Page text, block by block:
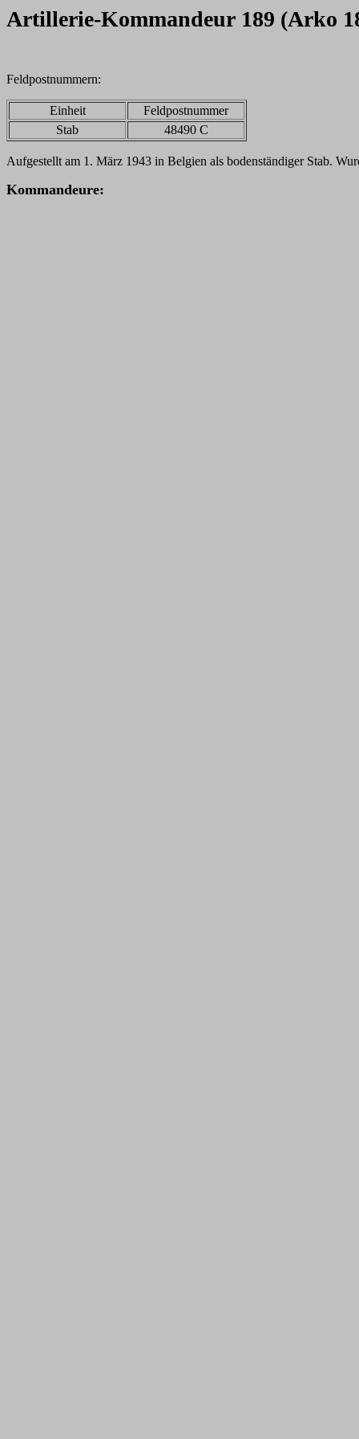
Artillerie-Kommandeur 189 (Arko
Feldpostnummern:
Einheit
Feldpostnummer
Stab
48490 C
Aufgestellt am 1. März 1943 in Belgien als bodenständiger Stab.
Kommandeure: